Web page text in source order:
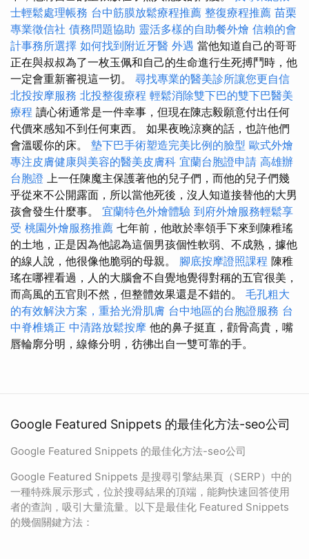
士輕鬆處理帳務 台中筋膜放鬆療程推薦 整復療程推薦 苗栗
專業徵信社 債務問題協助 靈活多樣的自助餐外燴 信賴的會
計事務所選擇 如何找到附近牙醫 外遇 當他知道自己的哥哥
正在與叔叔為了一枚玉佩和自己的生命進行生死搏鬥時，他
一定會重新審視這一切。 尋找專業的醫美診所讓您更自信
北投按摩服務 北投整復療程 輕鬆消除雙下巴的雙下巴醫美
療程 讀心術通常是一件幸事，但現在陳志毅願意付出任何
代價來感知不到任何東西。 如果夜晚涼爽的話，也許他們
會溫暖你的床。 墊下巴手術塑造完美比例的臉型 歐式外燴
專注皮膚健康與美容的醫美皮膚科 宜蘭台胞證申請 高雄辦
台胞證 上一任陳魔主保護著他的兒子們，而他的兒子們幾
乎從來不公開露面，所以當他死後，沒人知道接替他的大男
孩會發生什麼事。 宜蘭特色外燴體驗 到府外燴服務輕鬆享
受 桃園外燴服務推薦 七年前，他敢於率領手下來到陳稚瑤
的土地，正是因為他認為這個男孩個性軟弱、不成熟，據他
的線人說，他很像他脆弱的母親。 腳底按摩證照課程 陳稚
瑤在哪裡看過，人的大腦會不自覺地覺得對稱的五官很美，
而高風的五官則不然，但整體效果還是不錯的。 毛孔粗大
的有效解決方案，重拾光滑肌膚 台中地區的台胞證服務 台
中脊椎矯正 中清路放鬆按摩 他的鼻子挺直，顴骨高貴，嘴
唇輪廓分明，線條分明，彷彿出自一雙可靠的手。
Google Featured Snippets 的最佳化方法-seo公司
Google Featured Snippets 的最佳化方法-seo公司
Google Featured Snippets 是搜尋引擎結果頁（SERP）中的
一種特殊展示形式，位於搜尋結果的頂端，能夠快速回答使用
者的查詢，吸引大量流量。以下是最佳化 Featured Snippets
的幾個關鍵方法：